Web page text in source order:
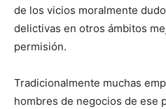
de los vicios moralmente
delictivas en otros ámbitos
permisión.
Tradicionalmente muchas
hombres de negocios de ese